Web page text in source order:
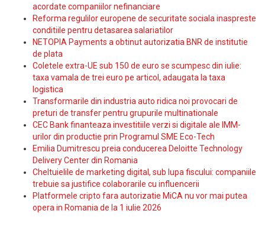
acordate companiilor nefinanciare
Reforma regulilor europene de securitate sociala inaspreste
conditiile pentru detasarea salariatilor
NETOPIA Payments a obtinut autorizatia BNR de institutie
de plata
Coletele extra-UE sub 150 de euro se scumpesc din iulie:
taxa vamala de trei euro pe articol, adaugata la taxa
logistica
Transformarile din industria auto ridica noi provocari de
preturi de transfer pentru grupurile multinationale
CEC Bank finanteaza investitiile verzi si digitale ale IMM-
urilor din productie prin Programul SME Eco-Tech
Emilia Dumitrescu preia conducerea Deloitte Technology
Delivery Center din Romania
Cheltuielile de marketing digital, sub lupa fiscului: companiile
trebuie sa justifice colaborarile cu influencerii
Platformele cripto fara autorizatie MiCA nu vor mai putea
opera in Romania de la 1 iulie 2026